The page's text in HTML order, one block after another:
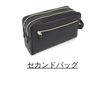
セカンドバッグ